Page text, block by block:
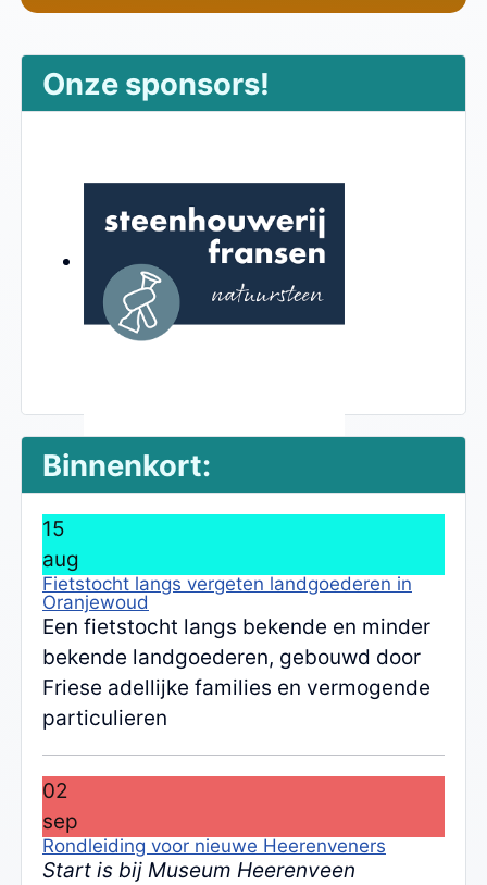
Onze sponsors!
Binnenkort:
15
aug
Fietstocht langs vergeten landgoederen in
Oranjewoud
Een fietstocht langs bekende en minder
bekende landgoederen, gebouwd door
Friese adellijke families en vermogende
particulieren
02
sep
Rondleiding voor nieuwe Heerenveners
Start is bij Museum Heerenveen